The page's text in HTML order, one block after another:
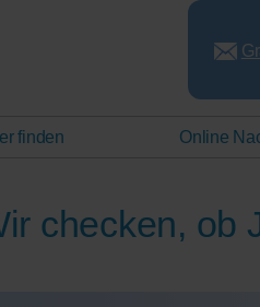
finden Online
checken, ob